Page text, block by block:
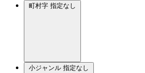
町村字 指定なし
小ジャンル 指定なし